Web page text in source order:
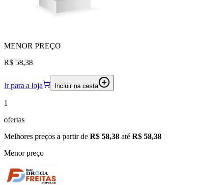
MENOR PREÇO
R$ 58,38
Ir para a loja Incluir na cesta
1
ofertas
Melhores preços a partir de R$ 58,38 até R$ 58,38
Menor preço